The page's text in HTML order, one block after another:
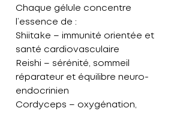
Chaque gélule concentre
l’essence de :
Shiitake – immunité orientée et
santé cardiovasculaire
Reishi – sérénité, sommeil
réparateur et équilibre neuro-
endocrinien
Cordyceps – oxygénation,